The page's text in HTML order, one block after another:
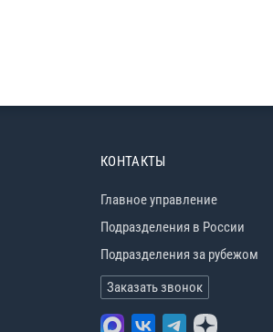
КОНТАКТЫ
Главное управление
Подразделения в России
Подразделения за рубежом
Заказать звонок